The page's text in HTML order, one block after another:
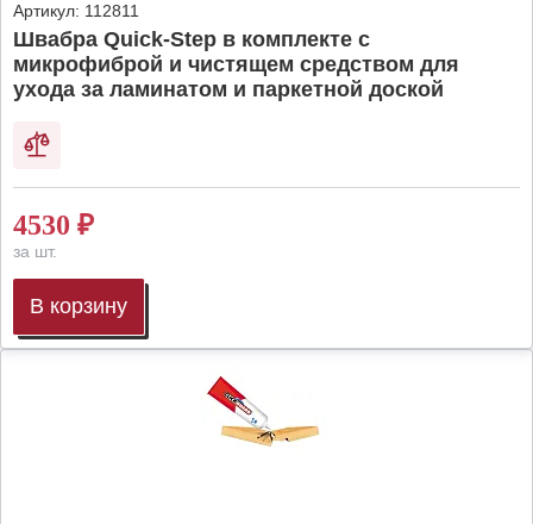
Артикул: 112811
Швабра Quick-Step в комплекте с
микрофиброй и чистящем средством для
ухода за ламинатом и паркетной доской
4530 ₽
за шт.
В корзину